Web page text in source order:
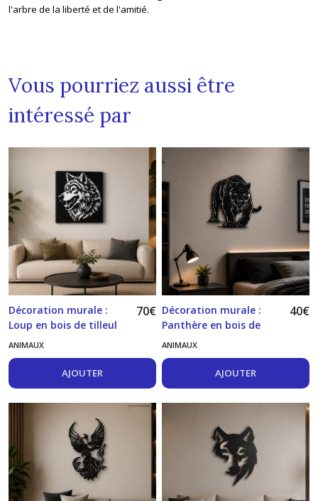
l'arbre de la liberté et de l'amitié.
Vous pourriez aussi être
intéressé par
Décoration murale :
Loup en bois de tilleul
70€
ANIMAUX
AJOUTER
Décoration murale :
Panthère en bois de
tilleul
40€
ANIMAUX
AJOUTER